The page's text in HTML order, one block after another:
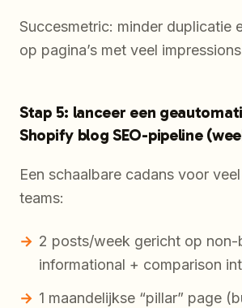
Succesmetric: minder duplicatie
op pagina’s met veel
Stap 5: lanceer een
Shopify blog SEO-pipeline
Een schaalbare cadans voor
teams:
2 posts/week gericht op non-
informational + comparison
1 maandelijkse “pillar” page